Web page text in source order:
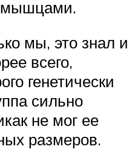
мышцами.
мы, это знал и
всего,
генетически
сильно
не мог ее
размеров.